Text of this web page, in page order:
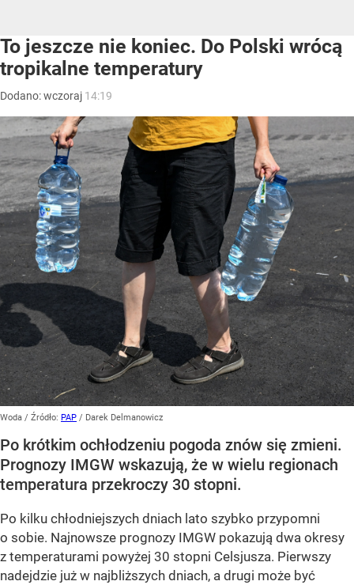
To jeszcze nie koniec. Do Polski wrócą
tropikalne temperatury
Dodano:wczoraj 14:19
Woda / Źródło: PAP / Darek Delmanowicz
Po krótkim ochłodzeniu pogoda znów się zmieni.
Prognozy IMGW wskazują, że w wielu regionach
temperatura przekroczy 30 stopni.
Po kilku chłodniejszych dniach lato szybko przypomni
o sobie. Najnowsze prognozy IMGW pokazują dwa okresy
z temperaturami powyżej 30 stopni Celsjusza. Pierwszy
nadejdzie już w najbliższych dniach, a drugi może być